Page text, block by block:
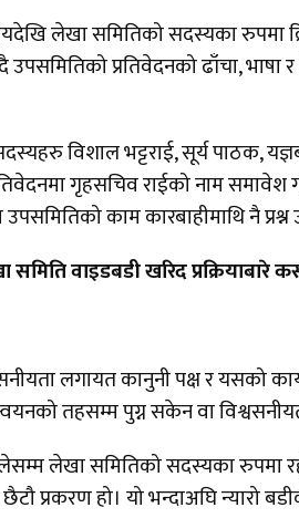
लेखा समितिको सदस्यका रुपमा
प्रतिवेदनको ढाँचा, भाषा
विशाल भट्टराई, सूर्य पाठक,
गृहसचिव राईको नाम समावेश
काम कारबाहीमाथि नै प्रश्न
समिति वाइडबडी खरिद
लगायत कानुनी पक्ष र यसको
तहसम्म पुग्न सकेन वा
लेखा समितिको सदस्यका रुपमा
प्रकरण हो। यो भन्दाअघि न्यारो